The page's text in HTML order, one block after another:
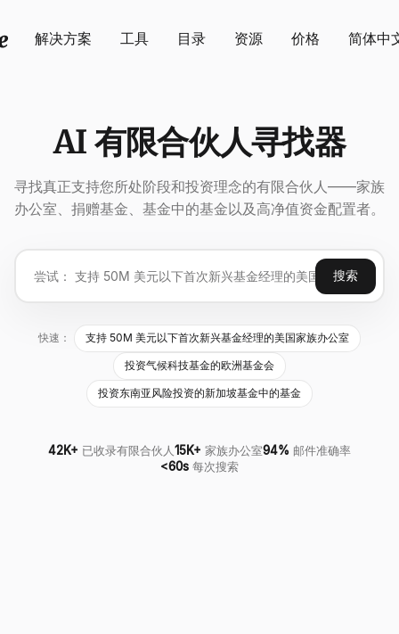
解决方案 工具 目录 资源 价格 简体中
AI 有限合伙人寻找器
寻找真正支持您所处阶段和投资理念的有限合伙人——家族
办公室、捐赠基金、基金中的基金以及高净值资金配置者。
搜索
快速： 支持 50M 美元以下首次新兴基金经理的美国家族办公室
投资气候科技基金的欧洲基金会
投资东南亚风险投资的新加坡基金中的基金
42K+ 已收录有限合伙人15K+ 家族办公室94% 邮件准确率
<60s 每次搜索